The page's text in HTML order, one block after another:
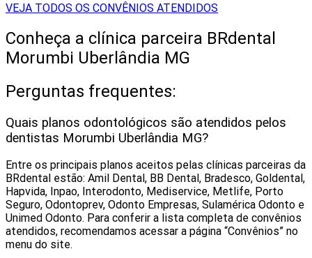
VEJA TODOS OS CONVÊNIOS ATENDIDOS
Conheça a clínica parceira BRdental
Morumbi Uberlândia MG
Perguntas frequentes:
Quais planos odontológicos são atendidos pelos
dentistas Morumbi Uberlândia MG?
Entre os principais planos aceitos pelas clínicas parceiras da
BRdental estão: Amil Dental, BB Dental, Bradesco, Goldental,
Hapvida, Inpao, Interodonto, Mediservice, Metlife, Porto
Seguro, Odontoprev, Odonto Empresas, Sulamérica Odonto e
Unimed Odonto. Para conferir a lista completa de convênios
atendidos, recomendamos acessar a página “Convênios” no
menu do site.